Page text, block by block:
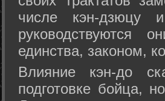
числе кэн-дзюцу
руководствуются
единства, законом,
Влияние кэн-до
подготовке бойца,